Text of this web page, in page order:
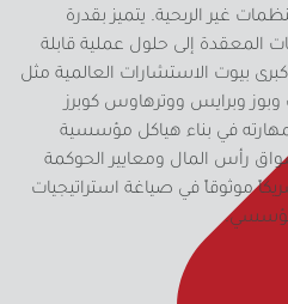
غير الربحية. يتميز بقدرة
المعقدة إلى حلول عملية قابلة
كبرى بيوت الاستشارات العالمية مثل
وبرايس ووترهاوس كوبرز
في بناء هياكل مؤسسية
رأس المال ومعايير الحوكمة
موثوقاً في صياغة استراتيجيات